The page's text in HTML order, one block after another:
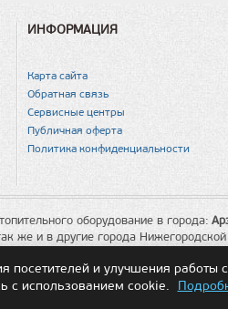
ИНФОРМАЦИЯ
Карта сайта
Обратная связь
Сервисные центры
Публичная оферта
Политика конфиденциальности
оборудование в города:
же и в другие города Нижегородской
к оплате: и улучшения работы
с использованием cookie.